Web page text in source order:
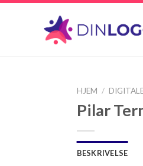
HJEM /
Pilar
BESKRIVELSE